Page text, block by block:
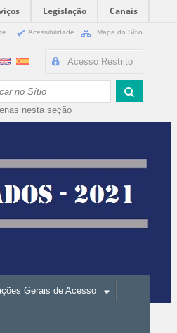
Legislação
Canais
Acessibilidade Mapa do Sítio
Acesso Restrito
nesta seção
Gerais de Acesso